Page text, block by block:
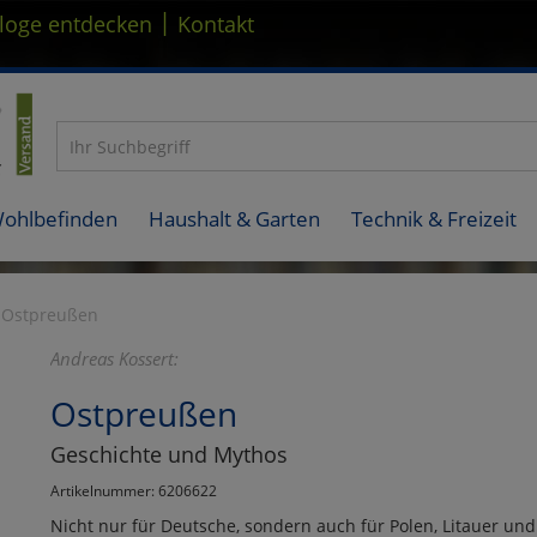
entdecken | Kontakt
Haushalt & Garten Technik & Freizeit
Ostpreußen
Andreas Kossert:
Ostpreußen
Geschichte und Mythos
Artikelnummer: 6206622
Nicht nur für Deutsche, sondern auch für Polen, Litauer